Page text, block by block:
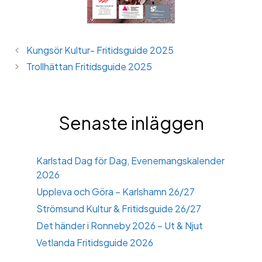
Kungsör Kultur- Fritidsguide 2025
Trollhättan Fritidsguide 2025
Senaste inläggen
Karlstad Dag för Dag, Evenemangskalender
2026
Uppleva och Göra – Karlshamn 26/27
Strömsund Kultur & Fritidsguide 26/27
Det händer i Ronneby 2026 – Ut & Njut
Vetlanda Fritidsguide 2026